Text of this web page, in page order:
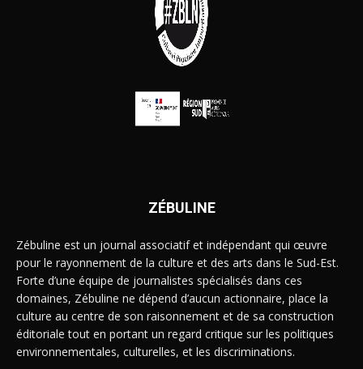
ZÉBULINE
Zébuline est un journal associatif et indépendant qui œuvre
pour le rayonnement de la culture et des arts dans le Sud-Est.
Forte d’une équipe de journalistes spécialisés dans ces
domaines, Zébuline ne dépend d’aucun actionnaire, place la
culture au centre de son raisonnement et de sa construction
éditoriale tout en portant un regard critique sur les politiques
environnementales, culturelles, et les discriminations.